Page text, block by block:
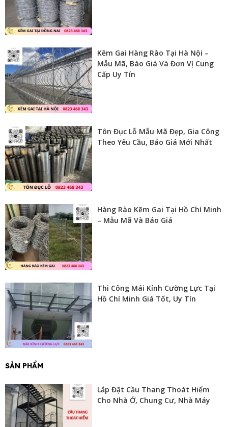
Kẽm Gai Hàng Rào Tại Hà Nội –
Mẫu Mã, Báo Giá Và Đơn Vị Cung
Cấp Uy Tín
Tôn Đục Lỗ Mẫu Mã Đẹp, Gia Công
Theo Yêu Cầu, Báo Giá Mới Nhất
Hàng Rào Kẽm Gai Tại Hồ Chí Minh
– Mẫu Mã Và Báo Giá
Thi Công Mái Kính Cường Lực Tại
Hồ Chí Minh Giá Tốt, Uy Tín
SẢN PHẨM
Lắp Đặt Cầu Thang Thoát Hiểm
Cho Nhà Ở, Chung Cư, Nhà Máy